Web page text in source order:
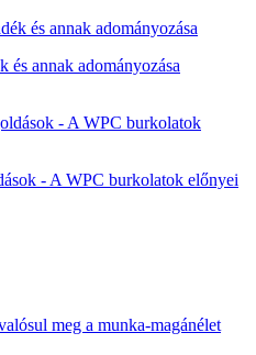
és annak adományozása
- A WPC burkolatok előnyei
meg a munka-magánélet